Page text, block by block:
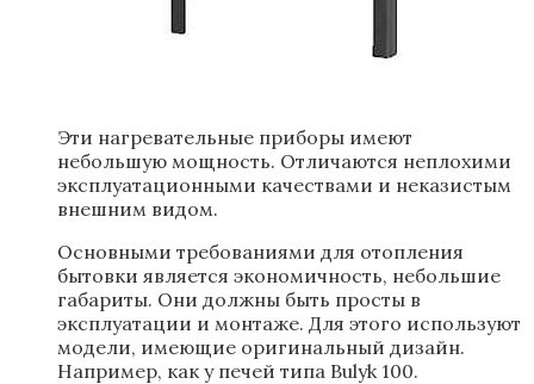
Эти нагревательные приборы имеют
небольшую мощность. Отличаются неплохими
эксплуатационными качествами и неказистым
внешним видом.
Основными требованиями для отопления
бытовки является экономичность, небольшие
габариты. Они должны быть просты в
эксплуатации и монтаже. Для этого используют
модели, имеющие оригинальный дизайн.
Например, как у печей типа Bulyk 100.